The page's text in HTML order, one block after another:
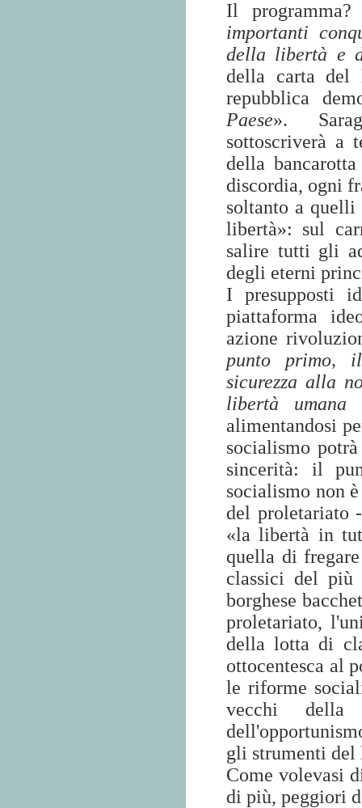
Il
importanti
della libertà e
della carta del
repubblica
Paese».
sottoscriverà a
della
discordia, ogni
soltanto a quelli
libertà»: sul
salire tutti gli
degli eterni
I presupposti
piattaforma
azione
punto primo, il
sicurezza alla
libertà
alimentandosi
socialismo
sincerità: il
socialismo non
del proletariato
«la libertà in
quella di
classici del più
borghese
proletariato,
della lotta di
ottocentesca al
le riforme
vecchi della
gli strumenti del
Come volevasi
di più, peggiori